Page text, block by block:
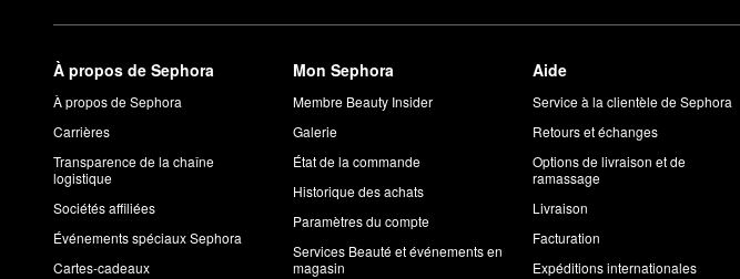
À propos de Sephora
À propos de Sephora
Carrières
Transparence de la chaîne
logistique
Sociétés affiliées
Événements spéciaux Sephora
Cartes-cadeaux
Mon Sephora
Membre Beauty Insider
Galerie
État de la commande
Historique des achats
Paramètres du compte
Services Beauté et événements en
magasin
Aide
Service à la clientèle de Sephora
Retours et échanges
Options de livraison et de
ramassage
Livraison
Facturation
Expéditions internationales